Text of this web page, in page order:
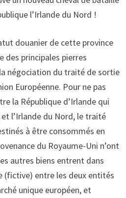
l’Irlande du Nord !
douanier de cette province
des principales pierres
négociation du traité de sortie
Européenne. Pour ne pas
la République d’Irlande qui
l’Irlande du Nord, le traité
à être consommés en
du Royaume-Uni n’ont
autres biens entrent dans
(fictive) entre les deux entités
unique européen, et